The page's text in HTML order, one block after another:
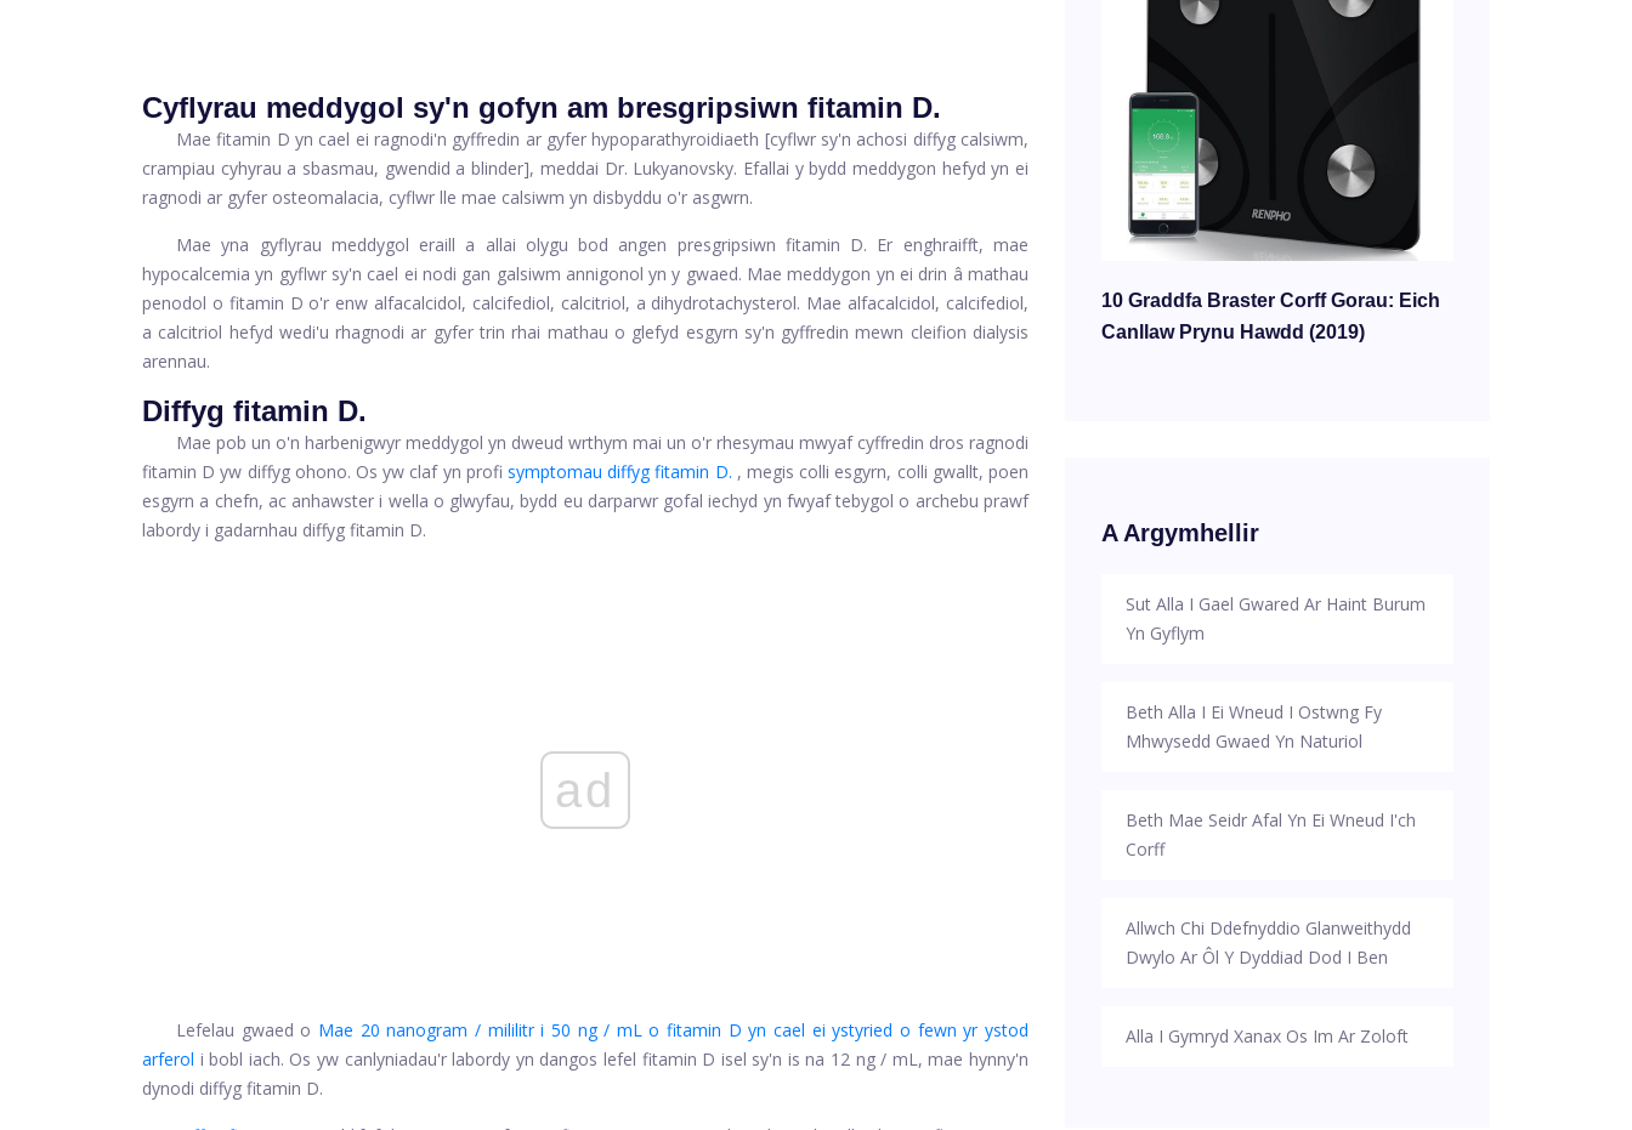
Cyflyrau meddygol sy'n gofyn am bresgripsiwn fitamin D.
Mae fitamin D yn cael ei ragnodi'n gyffredin ar gyfer hypoparathyroidiaeth [cyflwr sy'n achosi diffyg calsiwm,
crampiau cyhyrau a sbasmau, gwendid a blinder], meddai Dr. Lukyanovsky. Efallai y bydd meddygon hefyd yn ei
ragnodi ar gyfer osteomalacia, cyflwr lle mae calsiwm yn disbyddu o'r asgwrn.
Mae yna gyflyrau meddygol eraill a allai olygu bod angen presgripsiwn fitamin D. Er enghraifft, mae
hypocalcemia yn gyflwr sy'n cael ei nodi gan galsiwm annigonol yn y gwaed. Mae meddygon yn ei drin â mathau
penodol o fitamin D o'r enw alfacalcidol, calcifediol, calcitriol, a dihydrotachysterol. Mae alfacalcidol, calcifediol,
a calcitriol hefyd wedi'u rhagnodi ar gyfer trin rhai mathau o glefyd esgyrn sy'n gyffredin mewn cleifion dialysis
arennau.
Diffyg fitamin D.
Mae pob un o'n harbenigwyr meddygol yn dweud wrthym mai un o'r rhesymau mwyaf cyffredin dros ragnodi
fitamin D yw diffyg ohono. Os yw claf yn profi symptomau diffyg fitamin D. , megis colli esgyrn, colli gwallt, poen
esgyrn a chefn, ac anhawster i wella o glwyfau, bydd eu darparwr gofal iechyd yn fwyaf tebygol o archebu prawf
labordy i gadarnhau diffyg fitamin D.
ad
Lefelau gwaed o Mae 20 nanogram / mililitr i 50 ng / mL o fitamin D yn cael ei ystyried o fewn yr ystod
arferol i bobl iach. Os yw canlyniadau'r labordy yn dangos lefel fitamin D isel sy'n is na 12 ng / mL, mae hynny'n
dynodi diffyg fitamin D.
10 Graddfa Braster Corff Gorau: Eich
Canllaw Prynu Hawdd (2019)
A Argymhellir
Sut Alla I Gael Gwared Ar Haint Burum
Yn Gyflym
Beth Alla I Ei Wneud I Ostwng Fy
Mhwysedd Gwaed Yn Naturiol
Beth Mae Seidr Afal Yn Ei Wneud I'ch
Corff
Allwch Chi Ddefnyddio Glanweithydd
Dwylo Ar Ôl Y Dyddiad Dod I Ben
Alla I Gymryd Xanax Os Im Ar Zoloft